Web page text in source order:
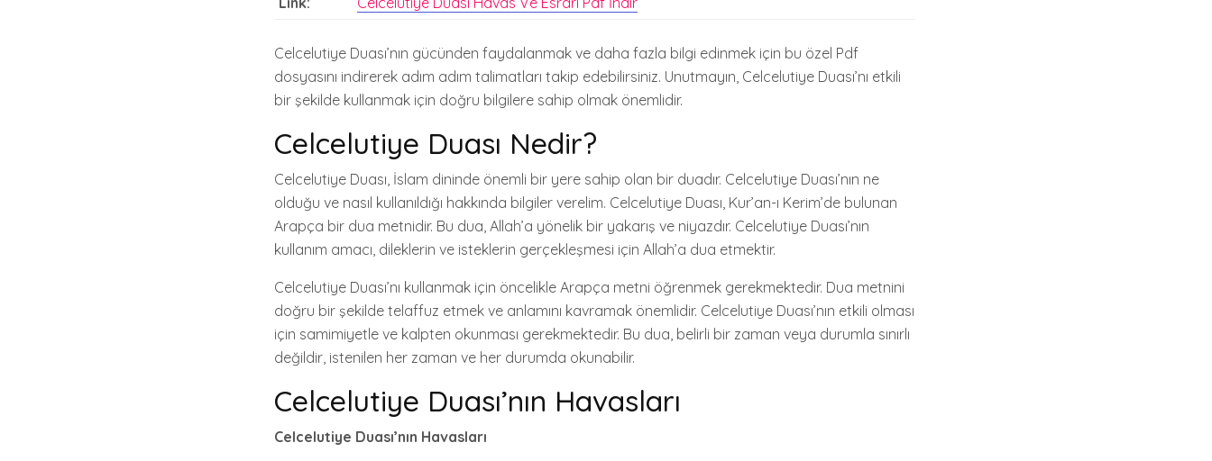
Celcelutiye Duası’nın gücünden faydalanmak ve daha fazla bilgi edinmek için bu özel Pdf
dosyasını indirerek adım adım talimatları takip edebilirsiniz. Unutmayın, Celcelutiye Duası’nı etkili
bir şekilde kullanmak için doğru bilgilere sahip olmak önemlidir.
Celcelutiye Duası Nedir?
Celcelutiye Duası, İslam dininde önemli bir yere sahip olan bir duadır. Celcelutiye Duası’nın ne
olduğu ve nasıl kullanıldığı hakkında bilgiler verelim. Celcelutiye Duası, Kur’an-ı Kerim’de bulunan
Arapça bir dua metnidir. Bu dua, Allah’a yönelik bir yakarış ve niyazdır. Celcelutiye Duası’nın
kullanım amacı, dileklerin ve isteklerin gerçekleşmesi için Allah’a dua etmektir.
Celcelutiye Duası’nı kullanmak için öncelikle Arapça metni öğrenmek gerekmektedir. Dua metnini
doğru bir şekilde telaffuz etmek ve anlamını kavramak önemlidir. Celcelutiye Duası’nın etkili olması
için samimiyetle ve kalpten okunması gerekmektedir. Bu dua, belirli bir zaman veya durumla sınırlı
değildir, istenilen her zaman ve her durumda okunabilir.
Celcelutiye Duası’nın Havasları
Celcelutiye Duası’nın Havasları